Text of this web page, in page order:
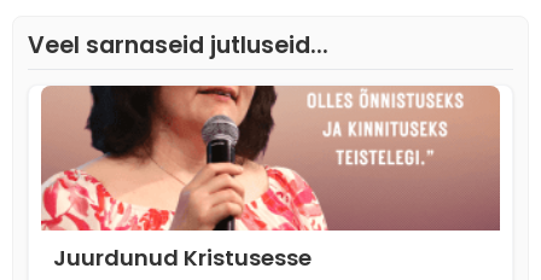
Veel sarnaseid jutluseid...
Juurdunud Kristusesse